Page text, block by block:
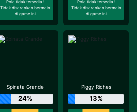
Pola tidak tersedia !
Tidak disarankan bermain
di game ini
Pola tidak tersedia !
Tidak disarankan bermain
di game ini
Spinata Grande
24%
Piggy Riches
13%